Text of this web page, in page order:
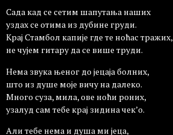
Сада кад се сетим шапутања наших
уздах се отима из дубине груди.
Крај Стамбол капије где те ноћас тражих,
не чујем гитару да се више труди.
Нема звука њеног до јецаја болних,
што из душе моје вичу на далеко.
Много суза, мила, ове ноћи роних,
узалуд сам тебе крај зидина чек’о.
Али тебе нема и душа ми јеца,